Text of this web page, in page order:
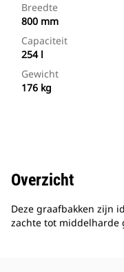
Breedte
800 mm
Capaciteit
254 l
Gewicht
176 kg
Overzicht
Deze graafbakken zijn
zachte tot middelharde